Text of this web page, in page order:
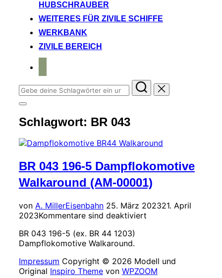
HUBSCHRAUBER
WEITERES FÜR ZIVILE SCHIFFE
WERKBANK
ZIVILE BEREICH
Suchen
nach:
Seitenleiste
Navigation
umschalten
Schlagwort: BR 043
BR 043 196-5 Dampflokomotive
Walkaround (AM-00001)
von A. MillerEisenbahnVeröffentlicht
am
25. März 202321. April
2023Kommentare sind deaktiviert
BR 043 196-5 (ex. BR 44 1203)
Dampflokomotive Walkaround.
Impressum Copyright © 2026 Modell und
Original Inspiro Theme von WPZOOM